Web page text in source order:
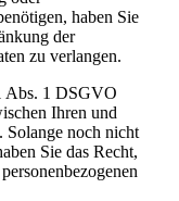
haben Sie
der
zu verlangen.
Abs. 1 DSGVO
Ihren und
Solange noch nicht
Sie das Recht,